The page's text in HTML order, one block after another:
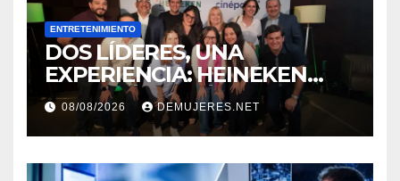
ENTRETENIMIENTO
DOS LÍDERES, UNA
EXPERIENCIA: HEINEKEN
PANAMÁ Y CINÉPOLIS
TRANSFORMAN LA FORMA
DE VIVIR EL CINE
08/08/2026 DEMUJERES.NET